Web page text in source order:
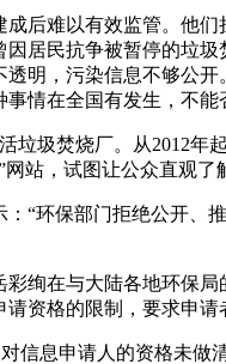
后难以有效监管。他
居民抗争被暂停的垃
明，污染信息不够公
情在全国有发生，不能
垃圾焚烧厂。从2012
站，试图让公众直观
：“环保部门拒绝公开
绚在与大陆各地环保
资格的限制，要求申
信息申请人的资格未